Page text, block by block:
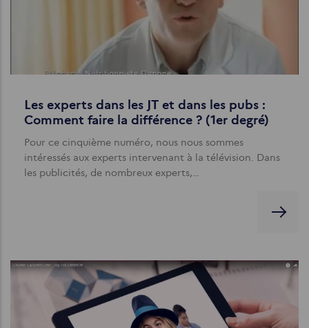
Les experts dans les JT et dans les pubs :
Comment faire la différence ? (1er degré)
Pour ce cinquième numéro, nous nous sommes
intéressés aux experts intervenant à la télévision. Dans
les publicités, de nombreux experts,…